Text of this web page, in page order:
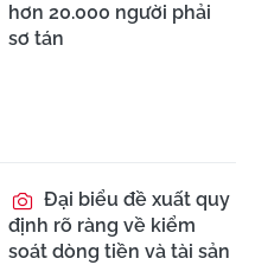
hơn 20.000 người phải
sơ tán
Đại biểu đề xuất quy
định rõ ràng về kiểm
soát dòng tiền và tài sản